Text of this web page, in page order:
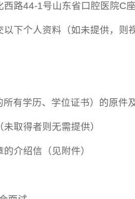
西路44-1号山东省口腔医院C
下个人资料（如未提供，则
有学历、学位证书）的原件
取得者则无需提供）
介绍信（见附件）